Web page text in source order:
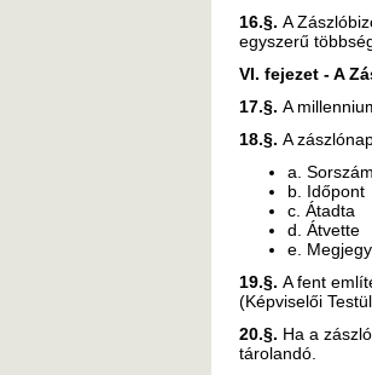
16.§. A
egyszerű
VI. fejezet - A
17.§. A
18.§. A
a.
b. Időpont
c. Átadta
d. Átvette
e.
19.§. A fent
(Képviselői
20.§. Ha a
tárolandó.